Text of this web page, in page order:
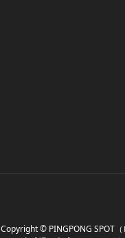
Copyright© PINGPONG SPOT